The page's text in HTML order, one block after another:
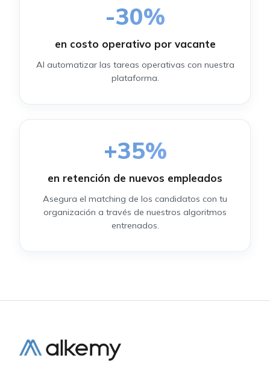
-30%
en costo operativo por vacante
Al automatizar las tareas operativas con nuestra
plataforma.
+35%
en retención de nuevos empleados
Asegura el matching de los candidatos con tu
organización a través de nuestros algoritmos
entrenados.